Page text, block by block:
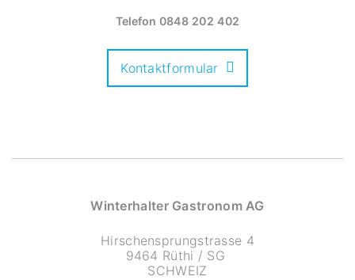
Telefon 0848 202 402
Kontaktformular
Winterhalter Gastronom AG
Hirschensprungstrasse 4
9464 Rüthi / SG
SCHWEIZ